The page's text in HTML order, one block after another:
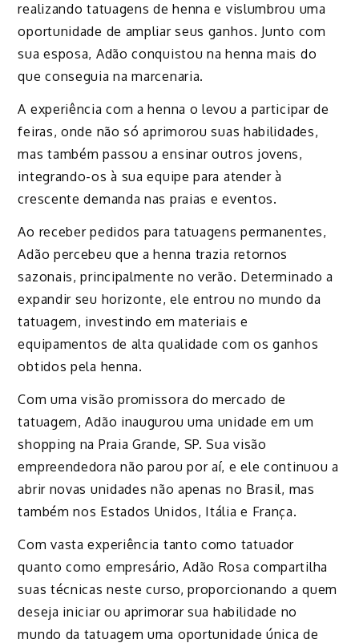
realizando tatuagens de henna e vislumbrou uma
oportunidade de ampliar seus ganhos. Junto com
sua esposa, Adão conquistou na henna mais do
que conseguia na marcenaria.
A experiência com a henna o levou a participar de
feiras, onde não só aprimorou suas habilidades,
mas também passou a ensinar outros jovens,
integrando-os à sua equipe para atender à
crescente demanda nas praias e eventos.
Ao receber pedidos para tatuagens permanentes,
Adão percebeu que a henna trazia retornos
sazonais, principalmente no verão. Determinado a
expandir seu horizonte, ele entrou no mundo da
tatuagem, investindo em materiais e
equipamentos de alta qualidade com os ganhos
obtidos pela henna.
Com uma visão promissora do mercado de
tatuagem, Adão inaugurou uma unidade em um
shopping na Praia Grande, SP. Sua visão
empreendedora não parou por aí, e ele continuou a
abrir novas unidades não apenas no Brasil, mas
também nos Estados Unidos, Itália e França.
Com vasta experiência tanto como tatuador
quanto como empresário, Adão Rosa compartilha
suas técnicas neste curso, proporcionando a quem
deseja iniciar ou aprimorar sua habilidade no
mundo da tatuagem uma oportunidade única de